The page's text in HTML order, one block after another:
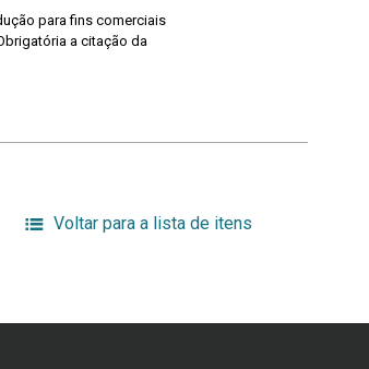
para fins comerciais
a citação da
Voltar para a lista de itens